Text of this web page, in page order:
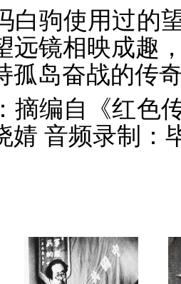
白驹使用过的
远镜相映成趣
孤岛奋战的传
摘编自《红色
婧 音频录制：